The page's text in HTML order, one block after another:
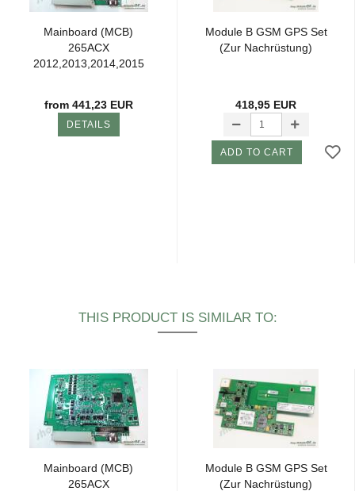
Mainboard (MCB)
265ACX
2012,2013,2014,2015
from 441,23 EUR
DETAILS
Module B GSM GPS Set
(Zur Nachrüstung)
418,95 EUR
ADD TO CART
THIS PRODUCT IS SIMILAR TO:
Mainboard (MCB)
265ACX
Module B GSM GPS Set
(Zur Nachrüstung)